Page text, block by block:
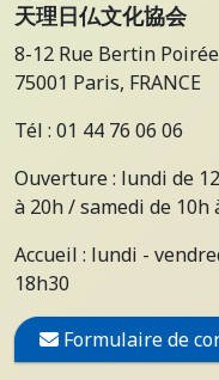
天理日仏文化協会
8-12 Rue Bertin Poirée
75001 Paris, FRANCE
Tél : 01 44 76 06 06
Ouverture : lundi de
à 20h / samedi de 10h
Accueil : lundi -
18h30
Formulaire de